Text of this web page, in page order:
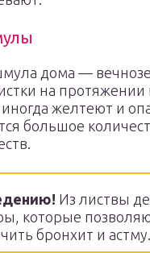
дома —
на
желтеют и
большое
Из листвы
которые
бронхит и астму.